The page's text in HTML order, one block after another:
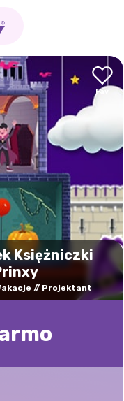
Księżniczki
Projektant